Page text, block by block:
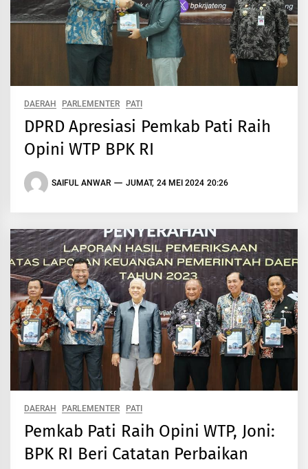
DAERAH PARLEMENTER PATI
DPRD Apresiasi Pemkab Pati Raih
Opini WTP BPK RI
SAIFUL ANWAR JUMAT, 24 MEI 2024 20:26
DAERAH PARLEMENTER PATI
Pemkab Pati Raih Opini WTP, Joni:
BPK RI Beri Catatan Perbaikan